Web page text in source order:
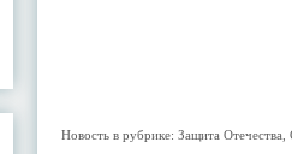
Новость в рубрике:Защита Отечества ,